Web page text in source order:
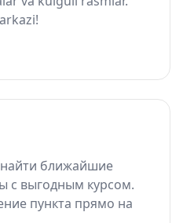
ближайшие
с выгодным курсом.
пункта прямо на